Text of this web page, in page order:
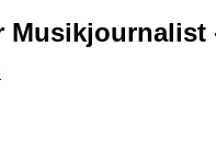
Musikjournalist